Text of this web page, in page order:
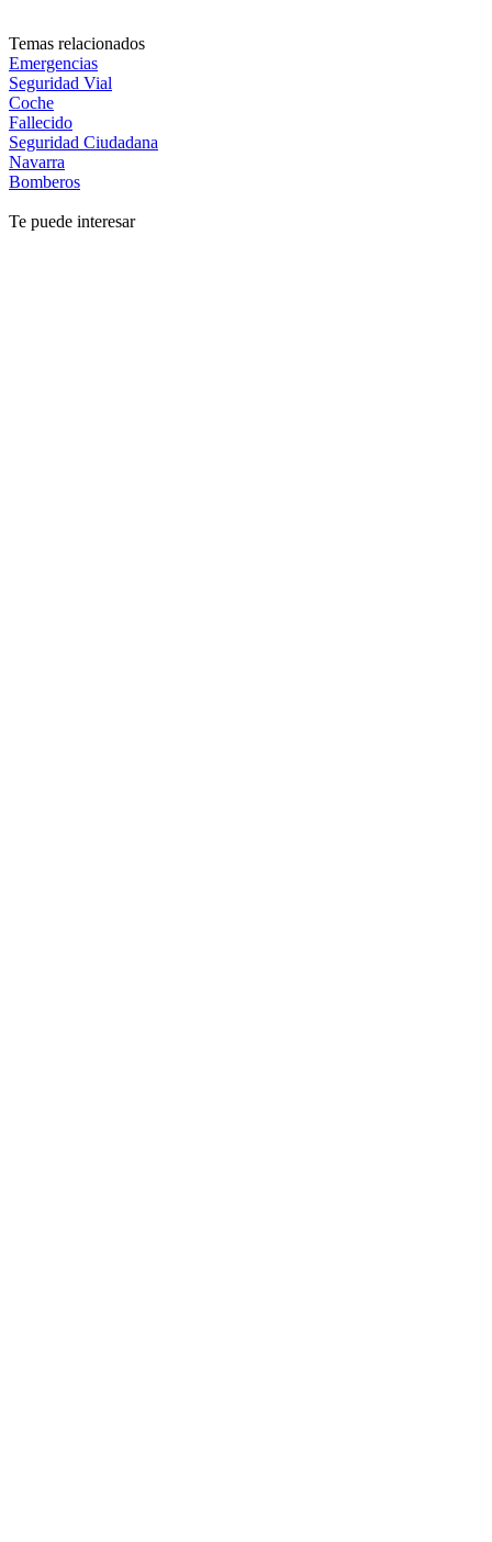
Temas relacionados
Emergencias
Seguridad Vial
Coche
Fallecido
Seguridad Ciudadana
Navarra
Bomberos
Te puede interesar